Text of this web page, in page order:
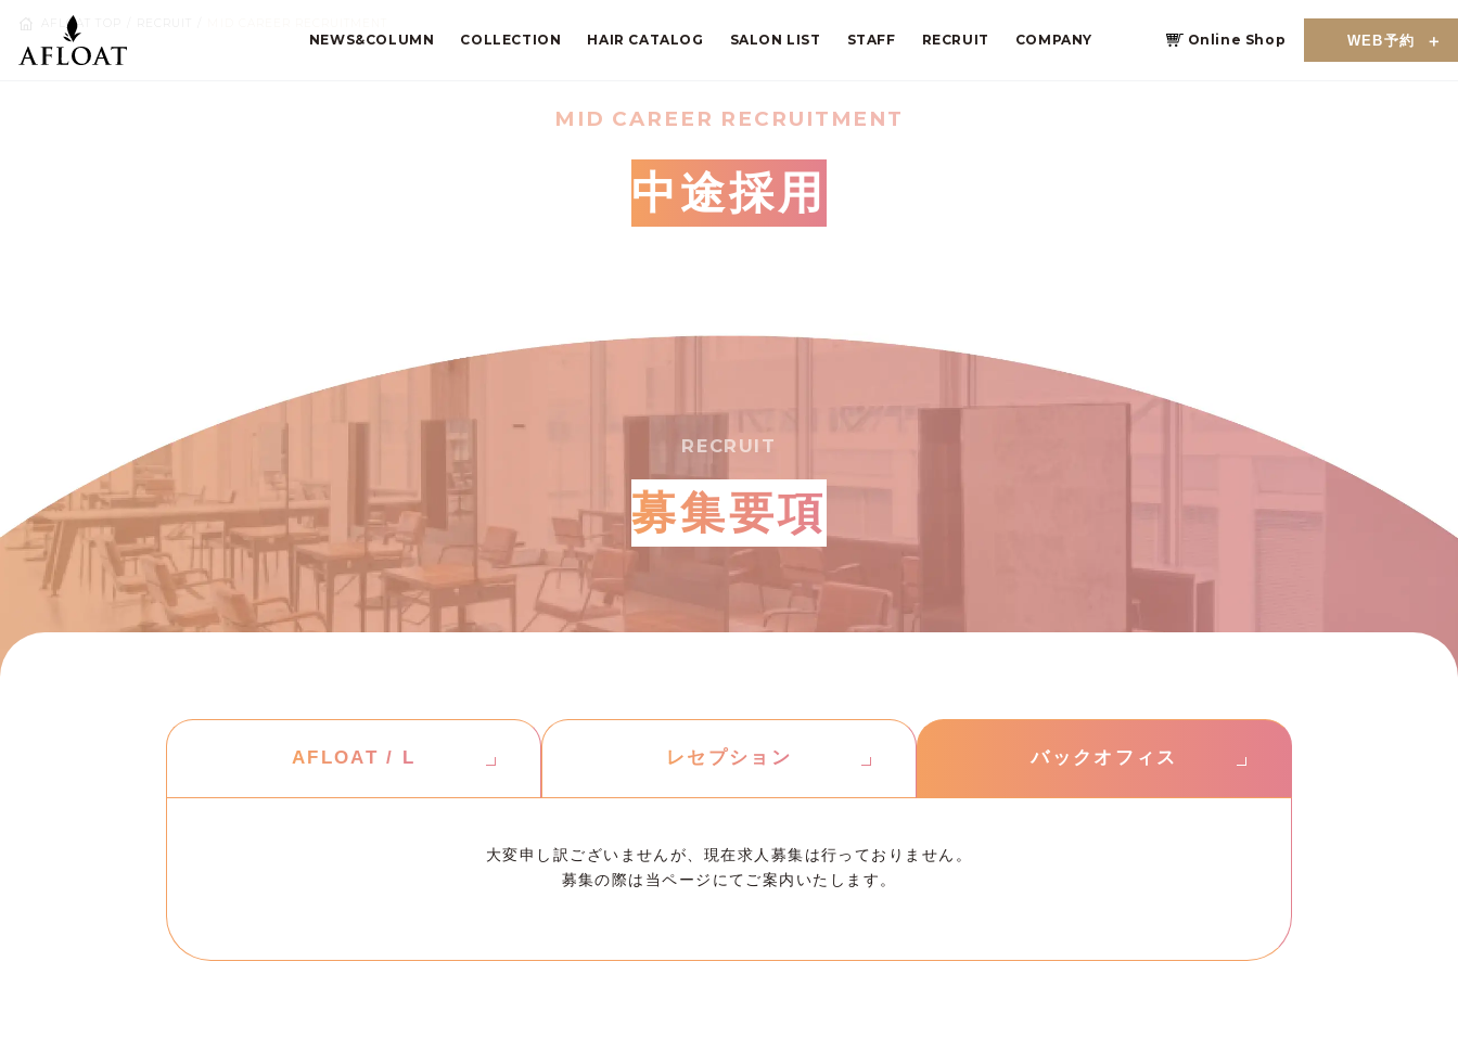
NEWS&COLUMN COLLECTION HAIR CATALOG SALON LIST STAFF RECRUIT COMPANY Online Shop WEB予約
AFLOAT TOP
MID CAREER RECRUITMENT
中途採用
RECRUIT
募集要項
AFLOAT / L レセプション バックオフィス
大変申し訳ございませんが、現在求人募集は行っておりません。
募集の際は当ページにてご案内いたします。